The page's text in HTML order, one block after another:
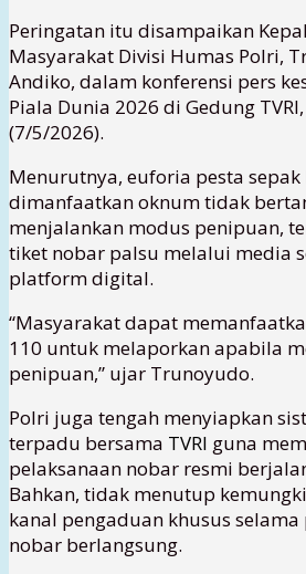
Peringatan itu disampaikan
Masyarakat Divisi Humas Polri,
Andiko, dalam konferensi pers
Piala Dunia 2026 di Gedung
(7/5/2026).
Menurutnya, euforia pesta
dimanfaatkan oknum tidak
menjalankan modus penipuan,
tiket nobar palsu melalui media
platform digital.
“Masyarakat dapat
110 untuk melaporkan apabila
penipuan,” ujar Trunoyudo.
Polri juga tengah menyiapkan
terpadu bersama TVRI guna
pelaksanaan nobar resmi
Bahkan, tidak menutup
kanal pengaduan khusus
nobar berlangsung.